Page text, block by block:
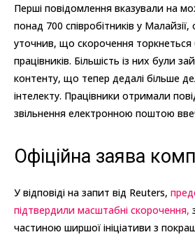
Перші повідомлення вказували на
понад 700 співробітників у
уточнив, що скорочення торкнеться
працівників. Більшість із них були
контенту, що тепер дедалі більше
інтелекту. Працівники отримали
звільнення електронною поштою
Офіційна заява
У відповіді на запит від Reuters,
підтвердили масштабні скорочення,
частиною ширшої ініціативи з